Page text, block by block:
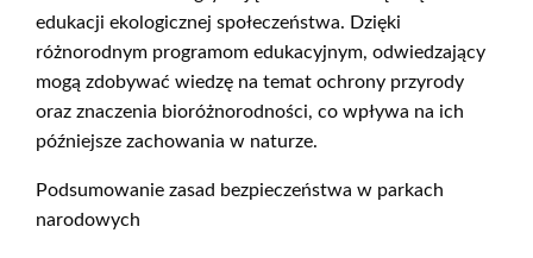
edukacji ekologicznej społeczeństwa. Dzięki
różnorodnym programom edukacyjnym, odwiedzający
mogą zdobywać wiedzę na temat ochrony przyrody
oraz znaczenia bioróżnorodności, co wpływa na ich
późniejsze zachowania w naturze.
Podsumowanie zasad bezpieczeństwa w parkach
narodowych